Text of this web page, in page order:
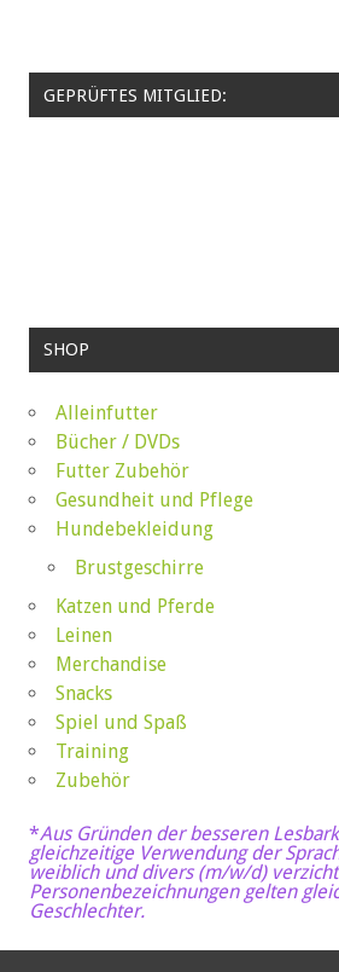
GEPRÜFTES MITGLIED:
SHOP
Alleinfutter
Bücher / DVDs
Futter Zubehör
Gesundheit und Pflege
Hundebekleidung
Brustgeschirre
Katzen und Pferde
Leinen
Merchandise
Snacks
Spiel und Spaß
Training
Zubehör
*Aus Gründen der besseren
gleichzeitige Verwendung der
weiblich und divers (m/w/d)
Personenbezeichnungen gelten
Geschlechter.